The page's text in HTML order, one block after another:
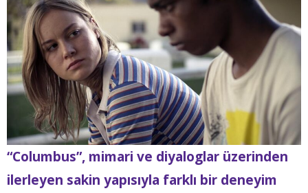
“Columbus”, mimari ve diyaloglar üzerinden
ilerleyen sakin yapısıyla farklı bir deneyim